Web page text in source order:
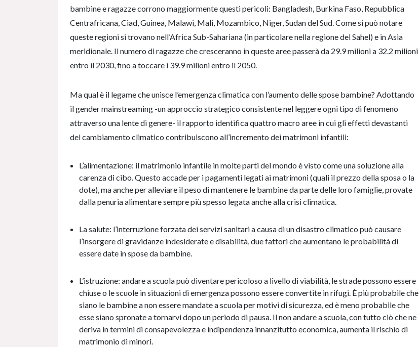
bambine e ragazze corrono maggiormente questi pericoli: Bangladesh, Burkina Faso, Repubblica
Centrafricana, Ciad, Guinea, Malawi, Mali, Mozambico, Niger, Sudan del Sud. Come si può notare
queste regioni si trovano nell’Africa Sub-Sahariana (in particolare nella regione del Sahel) e in Asia
meridionale. Il numero di ragazze che cresceranno in queste aree passerà da 29.9 milioni a 32.2 milioni
entro il 2030, fino a toccare i 39.9 milioni entro il 2050.
Ma qual è il legame che unisce l’emergenza climatica con l’aumento delle spose bambine? Adottando
il gender mainstreaming -un approccio strategico consistente nel leggere ogni tipo di fenomeno
attraverso una lente di genere- il rapporto identifica quattro macro aree in cui gli effetti devastanti
del cambiamento climatico contribuiscono all’incremento dei matrimoni infantili:
L’alimentazione: il matrimonio infantile in molte parti del mondo è visto come una soluzione alla
carenza di cibo. Questo accade per i pagamenti legati ai matrimoni (quali il prezzo della sposa o la
dote), ma anche per alleviare il peso di mantenere le bambine da parte delle loro famiglie, provate
dalla penuria alimentare sempre più spesso legata anche alla crisi climatica.
La salute: l’interruzione forzata dei servizi sanitari a causa di un disastro climatico può causare
l’insorgere di gravidanze indesiderate e disabilità, due fattori che aumentano le probabilità di
essere date in spose da bambine.
L’istruzione: andare a scuola può diventare pericoloso a livello di viabilità, le strade possono essere
chiuse o le scuole in situazioni di emergenza possono essere convertite in rifugi. È più probabile che
siano le bambine a non essere mandate a scuola per motivi di sicurezza, ed è meno probabile che
esse siano spronate a tornarvi dopo un periodo di pausa. Il non andare a scuola, con tutto ciò che ne
deriva in termini di consapevolezza e indipendenza innanzitutto economica, aumenta il rischio di
matrimonio di minori.